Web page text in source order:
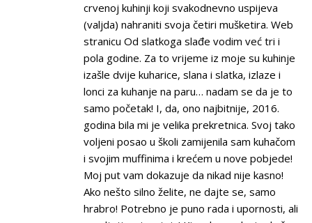
crvenoj kuhinji koji svakodnevno uspijeva
(valjda) nahraniti svoja četiri mušketira. Web
stranicu Od slatkoga slađe vodim već tri i
pola godine. Za to vrijeme iz moje su kuhinje
izašle dvije kuharice, slana i slatka, izlaze i
lonci za kuhanje na paru… nadam se da je to
samo početak! I, da, ono najbitnije, 2016.
godina bila mi je velika prekretnica. Svoj tako
voljeni posao u školi zamijenila sam kuhačom
i svojim muffinima i krećem u nove pobjede!
Moj put vam dokazuje da nikad nije kasno!
Ako nešto silno želite, ne dajte se, samo
hrabro! Potrebno je puno rada i upornosti, ali